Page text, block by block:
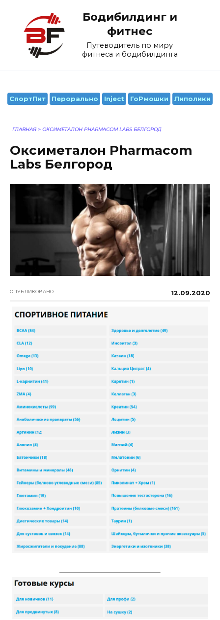
содержанию
Бодибилдинг и
фитнес
Путеводитель по миру
фитнеса и бодибилдинга
СпортПит Перорально Inject ГоРмошки Липолики
ГЛАВНАЯ > ОКСИМЕТАЛОН PHARMACOM LABS БЕЛГОРОД
Оксиметалон Pharmacom
Labs Белгород
ОПУБЛИКОВАНО 12.09.2020